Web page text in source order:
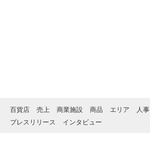
百貨店 売上 商業施設 商品 エリア 人事
プレスリリース
インタビュー